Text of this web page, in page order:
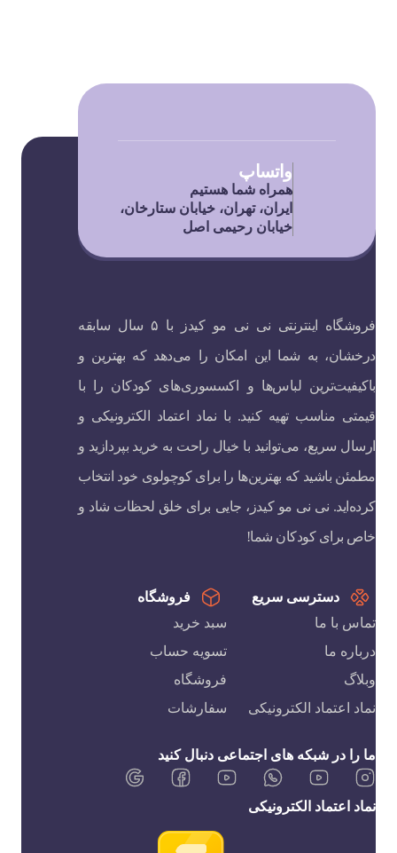
ایران، تهران، خیابان ستارخان،
خیابان رحیمی اصل
واتساپ
همراه شما هستیم
فروشگاه اینترنتی نی نی مو کیدز با ۵ سال سابقه
درخشان، به شما این امکان را می‌دهد که بهترین و
باکیفیت‌ترین لباس‌ها و اکسسوری‌های کودکان را با
قیمتی مناسب تهیه کنید. با نماد اعتماد الکترونیکی و
ارسال سریع، می‌توانید با خیال راحت به خرید بپردازید و
مطمئن باشید که بهترین‌ها را برای کوچولوی خود انتخاب
کرده‌اید. نی نی مو کیدز، جایی برای خلق لحظات شاد و
خاص برای کودکان شما!
دسترسی سریع
تماس با ما
درباره ما
وبلاگ
نماد اعتماد الکترونیکی
فروشگاه
سبد خرید
تسویه حساب
فروشگاه
سفارشات
ما را در شبکه های اجتماعی دنبال کنید
نماد اعتماد الکترونیکی